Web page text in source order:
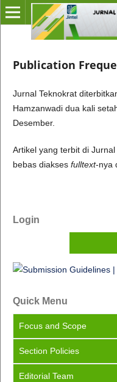
Publication
Jurnal Teknokrat
Hamzanwadi dua kali
Desember.
Artikel yang terbit di
bebas diakses fulltext-nya
Login
Quick Menu
Focusand Scope
Section Policies
Editorial Team